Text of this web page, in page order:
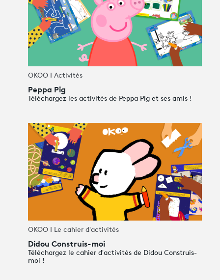
Peppa Pig
Téléchargez les activités de Peppa Pig et ses amis !
OKOO I Activités
Didou Construis-moi
Téléchargez le cahier d'activités de Didou Construis-
moi !
OKOO I Le cahier d'activités